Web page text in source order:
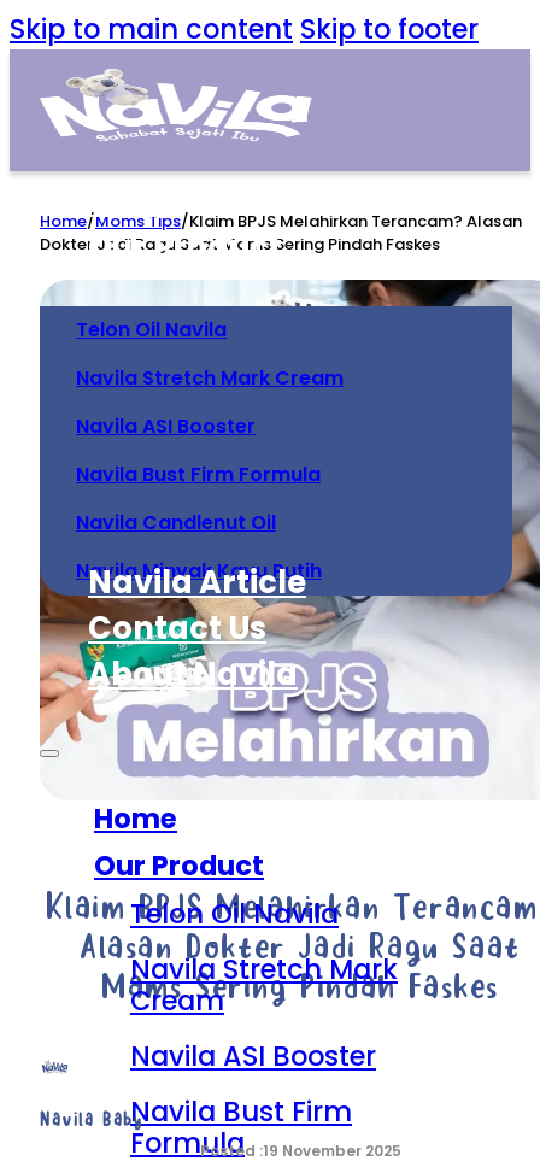
Skip to main content Skip to footer
Home
Our Product
Telon Oil Navila
Navila Stretch Mark Cream
Navila ASI Booster
Navila Bust Firm Formula
Navila Candlenut Oil
Navila Minyak Kayu Putih
Navila Article
Contact Us
About Navila
Home
Our Product
Telon Oil Navila
Navila Stretch Mark
Cream
Navila ASI Booster
Navila Bust Firm
Formula
Home/Moms Tips/Klaim BPJS Melahirkan Terancam? Alasan
Dokter Jadi Ragu Saat Mams Sering Pindah Faskes
Klaim BPJS Melahirkan
Alasan Dokter Jadi Ragu Saat
Mams Sering Pindah Faskes
Navila Baby
19 November 2025